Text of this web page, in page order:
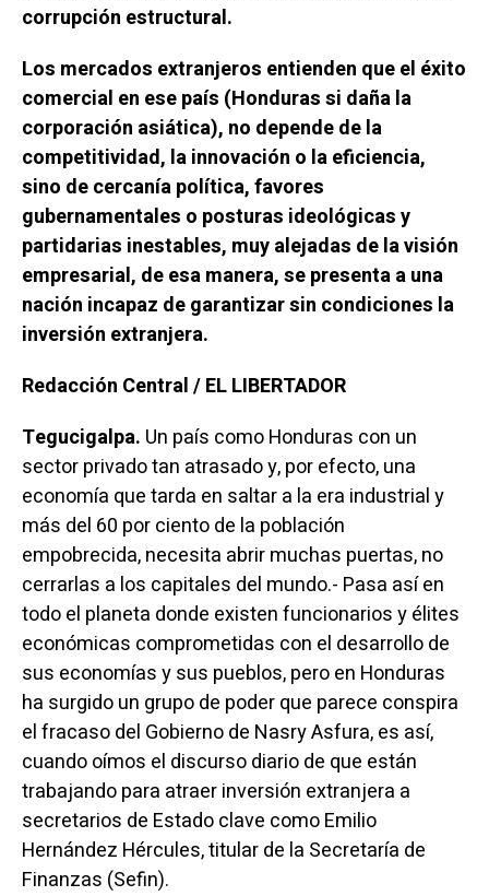
corrupción estructural.
Los mercados extranjeros entienden que el éxito
comercial en ese país (Honduras si daña la
corporación asiática), no depende de la
competitividad, la innovación o la eficiencia,
sino de cercanía política, favores
gubernamentales o posturas ideológicas y
partidarias inestables, muy alejadas de la visión
empresarial, de esa manera, se presenta a una
nación incapaz de garantizar sin condiciones la
inversión extranjera.
Redacción Central / EL LIBERTADOR
Tegucigalpa. Un país como Honduras con un
sector privado tan atrasado y, por efecto, una
economía que tarda en saltar a la era industrial y
más del 60 por ciento de la población
empobrecida, necesita abrir muchas puertas, no
cerrarlas a los capitales del mundo.- Pasa así en
todo el planeta donde existen funcionarios y élites
económicas comprometidas con el desarrollo de
sus economías y sus pueblos, pero en Honduras
ha surgido un grupo de poder que parece conspira
el fracaso del Gobierno de Nasry Asfura, es así,
cuando oímos el discurso diario de que están
trabajando para atraer inversión extranjera a
secretarios de Estado clave como Emilio
Hernández Hércules, titular de la Secretaría de
Finanzas (Sefin).